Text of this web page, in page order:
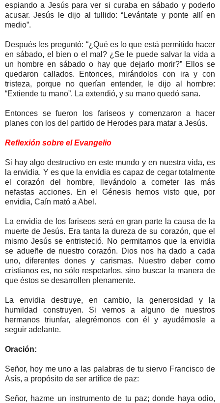
espiando a Jesús para ver si curaba en sábado y poderlo
acusar. Jesús le dijo al tullido: “Levántate y ponte allí en
medio”.
Después les preguntó: “¿Qué es lo que está permitido hacer
en sábado, el bien o el mal? ¿Se le puede salvar la vida a
un hombre en sábado o hay que dejarlo morir?” Ellos se
quedaron callados. Entonces, mirándolos con ira y con
tristeza, porque no querían entender, le dijo al hombre:
“Extiende tu mano”. La extendió, y su mano quedó sana.
Entonces se fueron los fariseos y comenzaron a hacer
planes con los del partido de Herodes para matar a Jesús.
Reflexión sobre el Evangelio
Si hay algo destructivo en este mundo y en nuestra vida, es
la envidia. Y es que la envidia es capaz de cegar totalmente
el corazón del hombre, llevándolo a cometer las más
nefastas acciones. En el Génesis hemos visto que, por
envidia, Caín mató a Abel.
La envidia de los fariseos será en gran parte la causa de la
muerte de Jesús. Era tanta la dureza de su corazón, que el
mismo Jesús se entristeció. No permitamos que la envidia
se adueñe de nuestro corazón. Dios nos ha dado a cada
uno, diferentes dones y carismas. Nuestro deber como
cristianos es, no sólo respetarlos, sino buscar la manera de
que éstos se desarrollen plenamente.
La envidia destruye, en cambio, la generosidad y la
humildad construyen. Si vemos a alguno de nuestros
hermanos triunfar, alegrémonos con él y ayudémosle a
seguir adelante.
Oración:
Señor, hoy me uno a las palabras de tu siervo Francisco de
Asís, a propósito de ser artífice de paz:
Señor, hazme un instrumento de tu paz; donde haya odio,